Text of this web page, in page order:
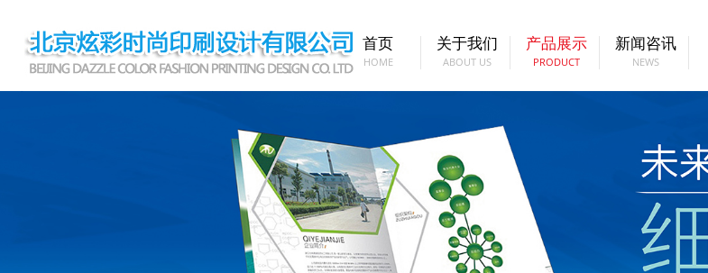
首页
HOME
关于我们
ABOUT US
产品展示
PRODUCT
新闻咨讯
NEWS